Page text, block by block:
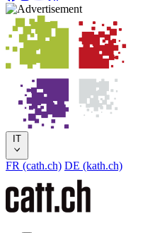
IT
FR (cath.ch) DE (kath.ch)